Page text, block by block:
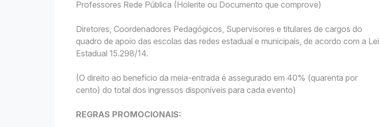
Professores Rede Pública (Holerite ou Documento que comprove)
Diretores, Coordenadores Pedagógicos, Supervisores e titulares de cargos do
quadro de apoio das escolas das redes estadual e municipais, de acordo com a Lei
Estadual 15.298/14.
(O direito ao benefício da meia-entrada é assegurado em 40% (quarenta por
cento) do total dos ingressos disponíveis para cada evento)
REGRAS PROMOCIONAIS: